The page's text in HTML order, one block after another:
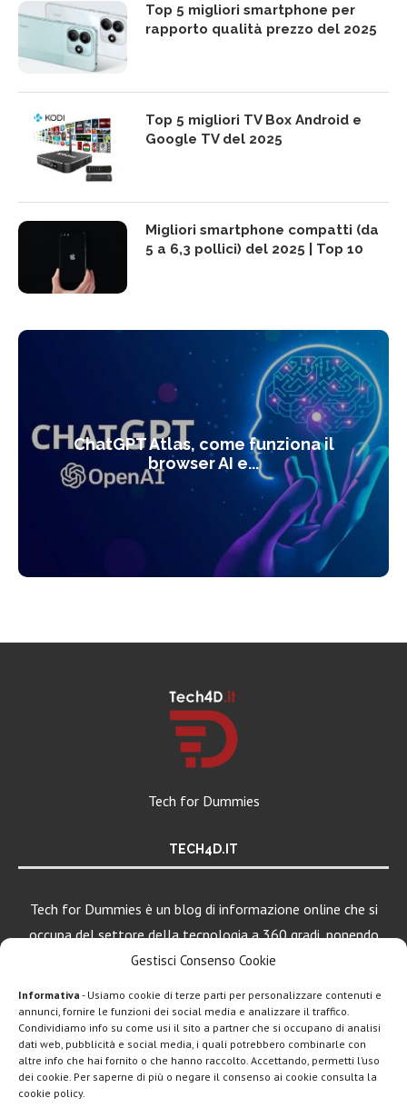
Gestisci Consenso Cookie
Informativa - Usiamo cookie di terze parti per personalizzare contenuti e
annunci, fornire le funzioni dei social media e analizzare il traffico.
Condividiamo info su come usi il sito a partner che si occupano di analisi
dati web, pubblicità e social media, i quali potrebbero combinarle con
altre info che hai fornito o che hanno raccolto. Accettando, permetti l’uso
dei cookie. Per saperne di più o negare il consenso ai cookie consulta la
cookie policy.
Top 5 migliori smartphone per
rapporto qualità prezzo del 2025
Top 5 migliori TV Box Android e
Google TV del 2025
Migliori smartphone compatti (da
5 a 6,3 pollici) del 2025 | Top 10
ChatGPT Atlas, come funziona il
browser AI e...
Tech for Dummies
TECH4D.IT
Tech for Dummies è un blog di informazione online che si
occupa del settore della tecnologia a 360 gradi, ponendo
una particolare attenzione al mondo Android, Apple e
LEGGI ANCHE
Motorola rinnova